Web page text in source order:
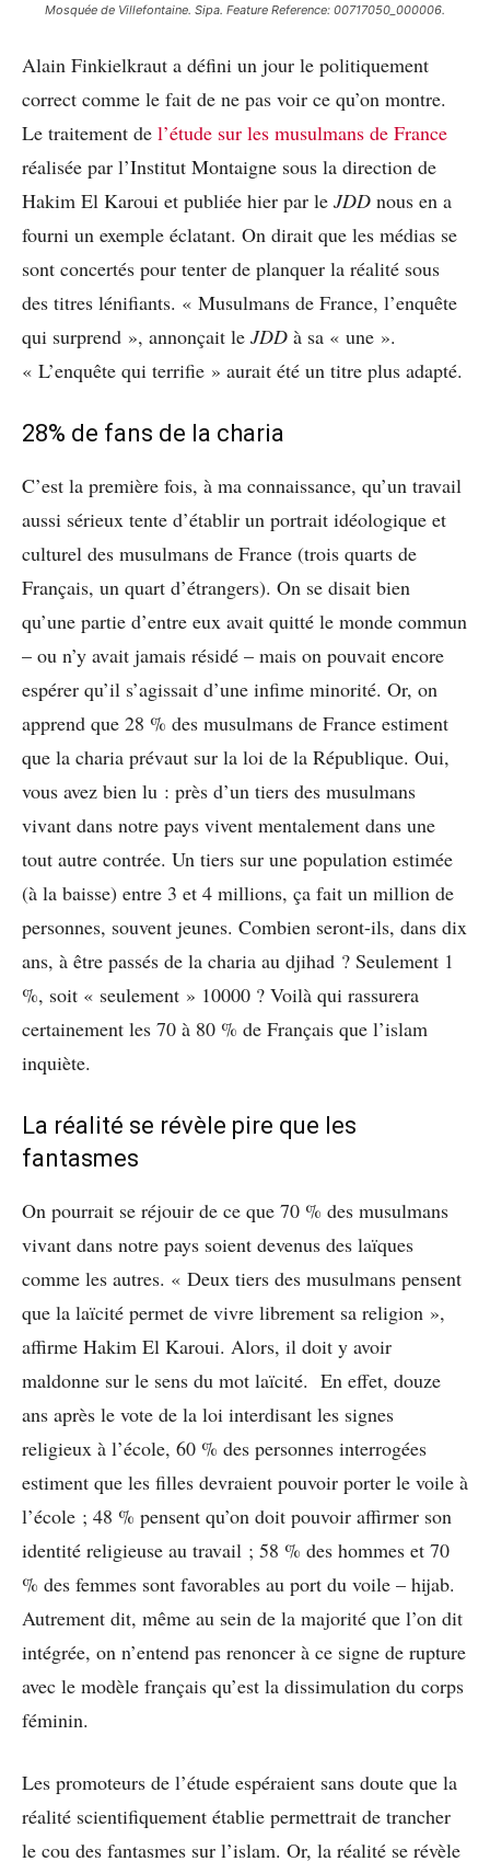
Mosquée de Villefontaine. Sipa. Feature Reference: 00717050_000006.
Alain Finkielkraut a défini un jour le politiquement
correct comme le fait de ne pas voir ce qu’on montre.
Le traitement de l’étude sur les musulmans de France
réalisée par l’Institut Montaigne sous la direction de
Hakim El Karoui et publiée hier par le JDD nous en a
fourni un exemple éclatant. On dirait que les médias se
sont concertés pour tenter de planquer la réalité sous
des titres lénifiants. « Musulmans de France, l’enquête
qui surprend », annonçait le JDD à sa « une ».
« L’enquête qui terrifie » aurait été un titre plus adapté.
28% de fans de la charia
C’est la première fois, à ma connaissance, qu’un travail
aussi sérieux tente d’établir un portrait idéologique et
culturel des musulmans de France (trois quarts de
Français, un quart d’étrangers). On se disait bien
qu’une partie d’entre eux avait quitté le monde commun
– ou n’y avait jamais résidé – mais on pouvait encore
espérer qu’il s’agissait d’une infime minorité. Or, on
apprend que 28 % des musulmans de France estiment
que la charia prévaut sur la loi de la République. Oui,
vous avez bien lu : près d’un tiers des musulmans
vivant dans notre pays vivent mentalement dans une
tout autre contrée. Un tiers sur une population estimée
(à la baisse) entre 3 et 4 millions, ça fait un million de
personnes, souvent jeunes. Combien seront-ils, dans dix
ans, à être passés de la charia au djihad ? Seulement 1
%, soit « seulement » 10000 ? Voilà qui rassurera
certainement les 70 à 80 % de Français que l’islam
inquiète.
La réalité se révèle pire que les
fantasmes
On pourrait se réjouir de ce que 70 % des musulmans
vivant dans notre pays soient devenus des laïques
comme les autres. « Deux tiers des musulmans pensent
que la laïcité permet de vivre librement sa religion »,
affirme Hakim El Karoui. Alors, il doit y avoir
maldonne sur le sens du mot laïcité. En effet, douze
ans après le vote de la loi interdisant les signes
religieux à l’école, 60 % des personnes interrogées
estiment que les filles devraient pouvoir porter le voile à
l’école ; 48 % pensent qu’on doit pouvoir affirmer son
identité religieuse au travail ; 58 % des hommes et 70
% des femmes sont favorables au port du voile – hijab.
Autrement dit, même au sein de la majorité que l’on dit
intégrée, on n’entend pas renoncer à ce signe de rupture
avec le modèle français qu’est la dissimulation du corps
féminin.
Les promoteurs de l’étude espéraient sans doute que la
réalité scientifiquement établie permettrait de trancher
le cou des fantasmes sur l’islam. Or, la réalité se révèle